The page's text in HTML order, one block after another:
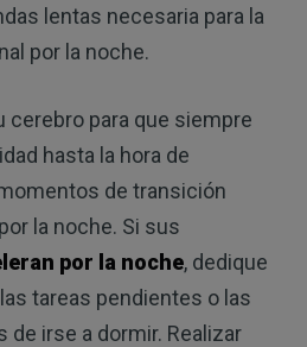
lentas necesaria para la
por la noche.
cerebro para que siempre
hasta la hora de
de transición
la noche. Si sus
por la noche, dedique
tareas pendientes o las
irse a dormir. Realizar